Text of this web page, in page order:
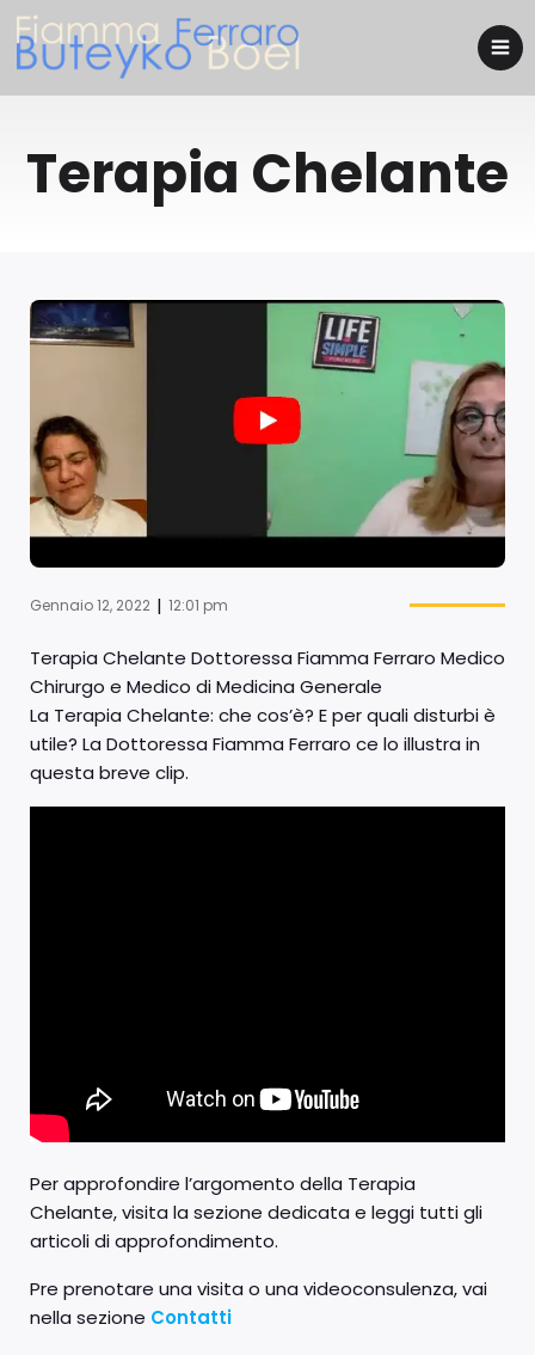
Terapia Chelante
Gennaio 12, 2022 | 12:01 pm
Terapia Chelante Dottoressa Fiamma Ferraro Medico
Chirurgo e Medico di Medicina Generale
La Terapia Chelante: che cos’è? E per quali disturbi è
utile? La Dottoressa Fiamma Ferraro ce lo illustra in
questa breve clip.
Per approfondire l’argomento della Terapia
Chelante, visita la sezione dedicata e leggi tutti gli
articoli di approfondimento.
Pre prenotare una visita o una videoconsulenza, vai
nella sezione Contatti